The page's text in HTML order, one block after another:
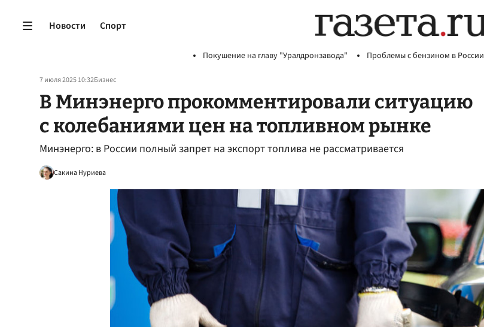
Новости Спорт
Покушение на главу "Уралдронзавода" Проблемы с бензином в России
7 июля 2025 10:32Бизнес
В Минэнерго прокомментировали ситуацию
с колебаниями цен на топливном рынке
Минэнерго: в России полный запрет на экспорт топлива не рассматривается
Сакина Нуриева